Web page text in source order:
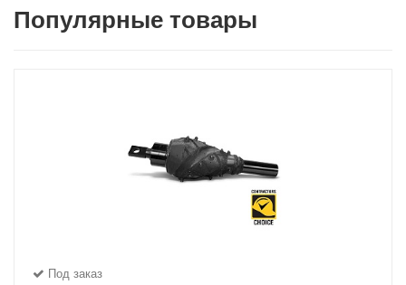
Популярные товары
Под заказ